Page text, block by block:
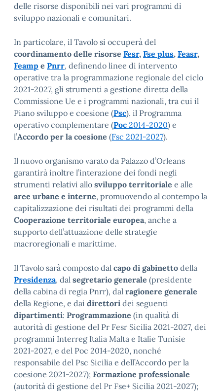
delle risorse disponibili nei vari programmi di
sviluppo nazionali e comunitari.
In particolare, il Tavolo si occuperà del
coordinamento delle risorse Fesr, Fse plus, Feasr,
Feamp e Pnrr, definendo linee di intervento
operative tra la programmazione regionale del ciclo
2021-2027, gli strumenti a gestione diretta della
Commissione Ue e i programmi nazionali, tra cui il
Piano sviluppo e coesione (Psc), il Programma
operativo complementare (Poc 2014-2020) e
l’Accordo per la coesione (Fsc 2021-2027).
Il nuovo organismo varato da Palazzo d’Orleans
garantirà inoltre l’interazione dei fondi negli
strumenti relativi allo sviluppo territoriale e alle
aree urbane e interne, promuovendo al contempo la
capitalizzazione dei risultati dei programmi della
Cooperazione territoriale europea, anche a
supporto dell’attuazione delle strategie
macroregionali e marittime.
Il Tavolo sarà composto dal capo di gabinetto della
Presidenza, dal segretario generale (presidente
della cabina di regia Pnrr), dal ragionere generale
della Regione, e dai direttori dei seguenti
dipartimenti: Programmazione (in qualità di
autorità di gestione del Pr Fesr Sicilia 2021-2027, dei
programmi Interreg Italia Malta e Italie Tunisie
2021-2027, e del Poc 2014-2020, nonché
responsabile del Psc Sicilia e dell’Accordo per la
coesione 2021-2027); Formazione professionale
(autorità di gestione del Pr Fse+ Sicilia 2021-2027);